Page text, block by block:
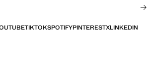
TIKTOKSPOTIFYPINTERESTXLINKEDIN